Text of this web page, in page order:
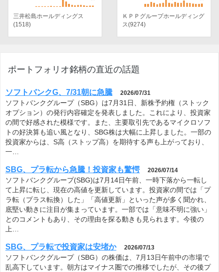
三井松島ホールディングス
(1518)
ＫＰＰグループホールディング
ス(9274)
ポートフォリオ銘柄の直近の話題
ソフトバンクG、7/31朝に急騰 2026/07/31
ソフトバンクグループ（SBG）は7月31日、新株予約権（ストック
オプション）の発行内容確定を発表しました。これにより、投資家
の間で好感された模様です。また、主要取引先であるマイクロソフ
トの好決算も追い風となり、SBG株は大幅に上昇しました。一部の
投資家からは、S高（ストップ高）を期待する声も上がっており、
一…
SBG、プラ転から急騰！投資家も驚愕 2026/07/14
ソフトバンクグループ(SBG)は7月14日午前、一時下落から一転し
て上昇に転じ、現在の高値を更新しています。投資家の間では「プ
ラ転（プラス転換）した」「高値更新」といった声が多く聞かれ、
底堅い動きに注目が集まっています。一部では「意味不明に強い」
とのコメントもあり、その理由を探る動きも見られます。今後の
上…
SBG、プラ転で投資家は安堵か 2026/07/13
ソフトバンクグループ（SBG）の株価は、7月13日午前中の市場で
乱高下しています。朝方はマイナス圏での推移でしたが、その後プ